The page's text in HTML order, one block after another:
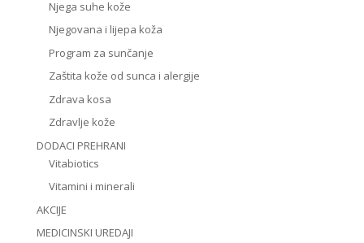
Njega suhe kože
Njegovana i lijepa koža
Program za sunčanje
Zaštita kože od sunca i alergije
Zdrava kosa
Zdravlje kože
DODACI PREHRANI
Vitabiotics
Vitamini i minerali
AKCIJE
MEDICINSKI UREDAJI